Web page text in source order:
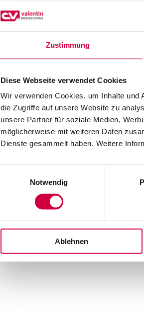
Zustimmung
Diese Webseite verwendet Cookies
Wir verwenden Cookies, um Inhalte und
die Zugriffe auf unsere Website zu
unsere Partner für soziale Medien,
möglicherweise mit weiteren Daten
Dienste gesammelt haben. Weitere
Notwendig
Ablehnen